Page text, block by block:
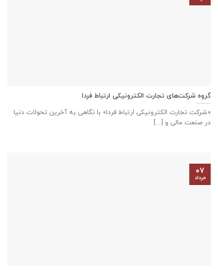
گروه شرکت‌های تجارت الکترونیکی ارتباط فردا
«شرکت تجارت الکترونیکی ارتباط فردا» با نگاهی به آخرین تحولات دنیا
در صنعت مالی و [...]
۰۷
مرداد